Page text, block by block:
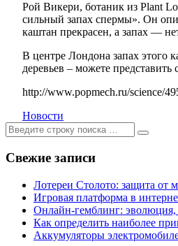
Рой Викери, ботаник из Plant
сильный запах спермы». Он
каштан прекрасен, а запах —
В центре Лондона запах этого
деревьев – можете
http://www.popmech.ru/science/
Новости
Ищем:
[текст]
Свежие записи
Лотереи Столото: защита от
Игровая платформа в
Онлайн-гемблинг: эволюция,
Как определить наиболее
Аккумуляторы